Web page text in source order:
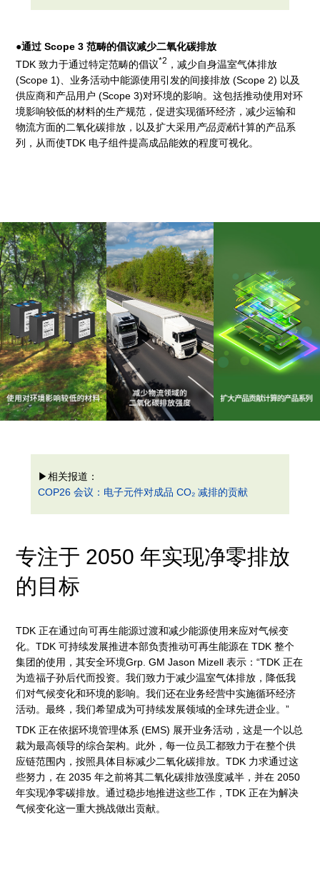
●通过 Scope 3 范畴的倡议减少二氧化碳排放
TDK 致力于通过特定范畴的倡议*2 ，减少自身温室气体排放
(Scope 1)、业务活动中能源使用引发的间接排放 (Scope 2) 以及
供应商和产品用户 (Scope 3)对环境的影响。这包括推动使用对环
境影响较低的材料的生产规范，促进实现循环经济，减少运输和
物流方面的二氧化碳排放，以及扩大采用 产品贡献计算的产品系
列，从而使TDK 电子组件提高成品能效的程度可视化。
▶相关报道：
COP26 会议：电子元件对成品 CO₂ 减排的贡献
专注于 2050 年实现净零排放
的目标
TDK 正在通过向可再生能源过渡和减少能源使用来应对气候变
化。TDK 可持续发展推进本部负责推动可再生能源在 TDK 整个
集团的使用，其安全环境Grp. GM Jason Mizell 表示：“TDK 正在
为造福子孙后代而投资。我们致力于减少温室气体排放，降低我
们对气候变化和环境的影响。我们还在业务经营中实施循环经济
活动。最终，我们希望成为可持续发展领域的全球先进企业。”
TDK 正在依据环境管理体系 (EMS) 展开业务活动，这是一个以总
裁为最高领导的综合架构。此外，每一位员工都致力于在整个供
应链范围内，按照具体目标减少二氧化碳排放。TDK 力求通过这
些努力，在 2035 年之前将其二氧化碳排放强度减半，并在 2050
年实现净零碳排放。通过稳步地推进这些工作，TDK 正在为解决
气候变化这一重大挑战做出贡献。